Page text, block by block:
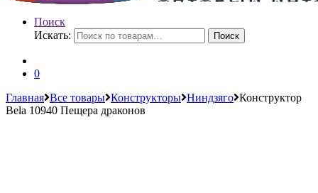
Поиск
Искать:
Поиск
0
Главная Все товары Конструкторы Ниндзяго Конструктор
Bela 10940 Пещера драконов